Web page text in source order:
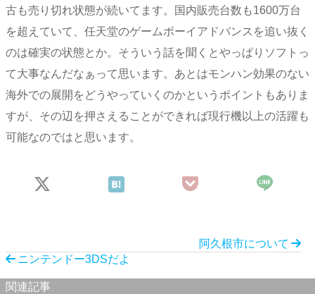
古も売り切れ状態が続いてます。国内販売台数も1600万台
を超えていて、任天堂のゲームボーイアドバンスを追い抜く
のは確実の状態とか。そういう話を聞くとやっぱりソフトっ
て大事なんだなぁって思います。あとはモンハン効果のない
海外での展開をどうやっていくのかというポイントもありま
すが、その辺を押さえることができれば現行機以上の活躍も
可能なのではと思います。
阿久根市について
ニンテンドー3DSだよ
関連記事